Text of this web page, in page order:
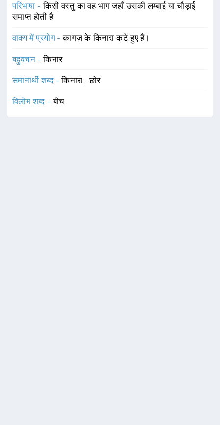
परिभाषा -किसी वस्तु का वह भाग जहाँ उसकी लम्बाई या चौड़ाई
समाप्त होती है
वाक्य में प्रयोग -कागज़ के किनारा कटे हुए हैं।
बहुवचन -किनार
समानार्थी शब्द -किनारा ,छोर
विलोम शब्द -बीच